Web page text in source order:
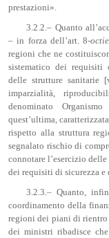
prestazioni».
3.2.2.– Quanto
– in forza dell’art. 8-
regioni che ne
sistematico dei requisiti
delle strutture sanitarie
imparzialità,
denominato
quest’ultima,
rispetto alla struttura
segnalato rischio di
connotare l’esercizio
dei requisiti di sicurezza e
3.2.3.– Quanto,
coordinamento della
regioni dei piani di rientro
dei ministri ribadisce